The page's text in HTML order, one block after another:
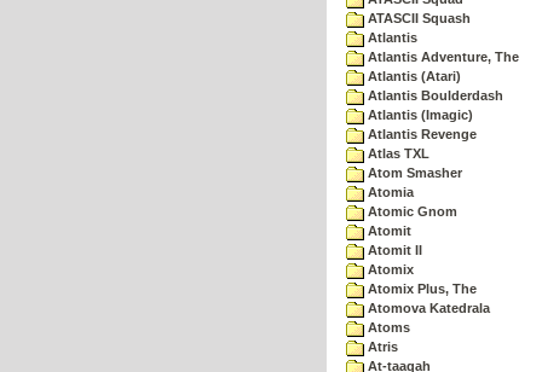
ATASCII Squash
Atlantis
Atlantis Adventure, The
Atlantis (Atari)
Atlantis Boulderdash
Atlantis (Imagic)
Atlantis Revenge
Atlas TXL
Atom Smasher
Atomia
Atomic Gnom
Atomit
Atomit II
Atomix
Atomix Plus, The
Atomova Katedrala
Atoms
Atris
At-taaqah